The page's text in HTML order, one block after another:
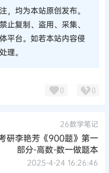
，均为本站原创发布。
止复制、盗用、采集、
平台。如若本站内容侵
理。
0 0
26数学笔记
研李艳芳《900题》第一
部分-高数-数一做题本
2025-4-24 16:26:46